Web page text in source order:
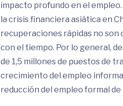
impacto profundo en el
la crisis financiera asiática en
recuperaciones rápidas no son
con el tiempo. Por lo general,
de 1,5 millones de puestos de
crecimiento del empleo
reducción del empleo formal de